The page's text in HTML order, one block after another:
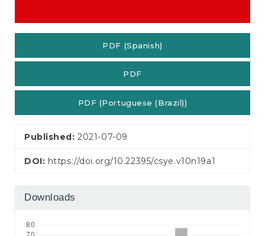
PDF (Spanish)
PDF
PDF (Portuguese (Brazil))
Published:2021-07-09
DOI: https://doi.org/10.22395/csye.v10n19a1
Downloads